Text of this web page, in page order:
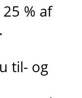
% af
til- og